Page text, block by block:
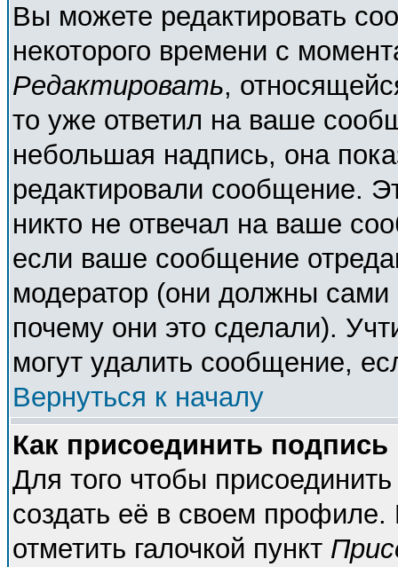
Вы можете редактировать
некоторого времени с
Редактировать,
то уже ответил на ваше
небольшая надпись, она
редактировали сообщение.
никто не отвечал на ваше
если ваше сообщение
модератор (они должны сами
почему они это сделали).
могут удалить сообщение,
Вернуться к началу
Как присоединить
Для того чтобы
создать её в своем
отметить галочкой пункт